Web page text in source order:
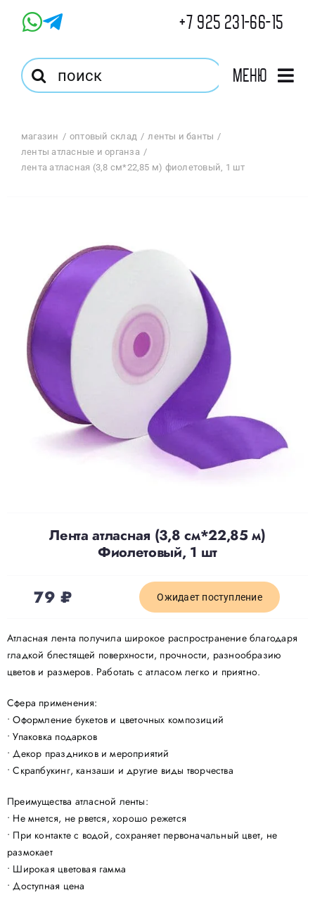
+7 925 231-66-15
Результат
поиска:
Меню
Магазин
Корзина
Избранное
Доставка
О нас
Отзывы
Политика конфиденциальности
магазин оптовый склад
ленты и банты
ленты атласные и органза
лента атласная (3,8 см*22,85 м) фиолетовый, 1 шт
Лента атласная (3,8 см*22,85 м)
Фиолетовый, 1 шт
79₽ Ожидает поступление
Атласная лента получила широкое распространение благодаря
гладкой блестящей поверхности, прочности, разнообразию
цветов и размеров. Работать с атласом легко и приятно.
Сфера применения:
• Оформление букетов и цветочных композиций
• Упаковка подарков
• Декор праздников и мероприятий
• Скрапбукинг, канзаши и другие виды творчества
Преимущества атласной ленты:
• Не мнется, не рвется, хорошо режется
• При контакте с водой, сохраняет первоначальный цвет, не
размокает
• Широкая цветовая гамма
• Доступная цена